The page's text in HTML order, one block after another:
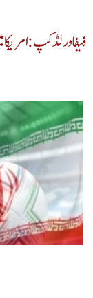
فیفا ورلڈ کپ: